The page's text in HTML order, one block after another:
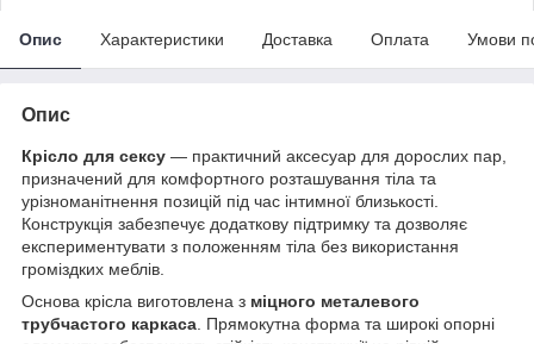
Опис Характеристики Доставка Оплата Умови
Опис
Крісло для сексу — практичний аксесуар для дорослих пар,
призначений для комфортного розташування тіла та
урізноманітнення позицій під час інтимної близькості.
Конструкція забезпечує додаткову підтримку та дозволяє
експериментувати з положенням тіла без використання
громіздких меблів.
Основа крісла виготовлена з міцного металевого
трубчастого каркаса . Прямокутна форма та широкі опорні